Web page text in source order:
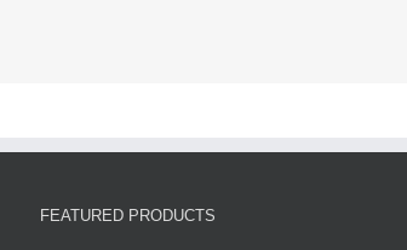
FEATURED PRODUCTS